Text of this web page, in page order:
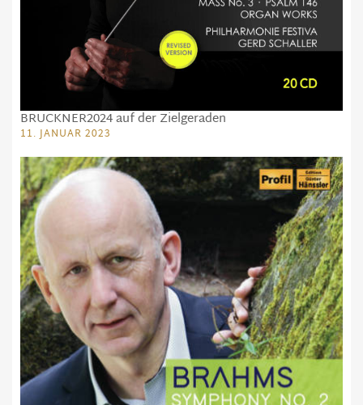
BRUCKNER2024 auf der Zielgeraden
11. JANUAR 2023